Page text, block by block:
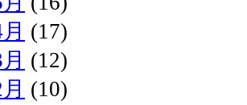
(17)
(12)
(10)